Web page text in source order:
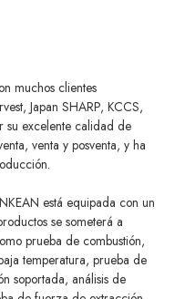
muchos clientes
Japan SHARP, KCCS,
su excelente calidad de
venta y posventa, y ha
está equipada con un
se someterá a
prueba de combustión,
temperatura, prueba de
soportada, análisis de